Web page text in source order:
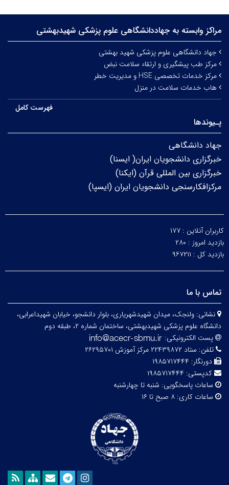
مراکز وابسته به جهاددانشگاهی علوم‌ پزشکی شهیدبهشتی
جهاد دانشگاهی علوم پزشکی شهید بهشتی
مرکز طب پیشگیری و ارتقاء سلامت نبض
مرکز خدمات تخصصی HSE و مدیریت خطر
هاب خدمات سلامت در منزل
فهرست کامل
پـیوندها
جهاد دانشگاهی
خبرگزاری دانشجویان ایران( ایسنا)
خبرگزاری بین المللی قرآن (ایکنا)
مرکزافکارسنجی دانشجویان ایران (ایسپا)
کاربران آنلاین : ۱۷۷
بازدید امروز : ۲۸۰
بازدید کل : ۹۶۷۲۱۱
تماس با ما
نشانی: ولنجک، میدان شهیدشهریاری، بلوار دانشجو، خیابان شهیداعرابی،
دانشگاه علوم پزشکی شهیدبهشتی، ساختمان شماره ۲، طبقه دوم
پست الکترونیکی:
تلفن: ستاد ۲۲۴۳۹۸۷۲ مرکز آموزش ۲۶۲۹۵۷۰۱
دورنگار: ۱۹۸۵۷۱۷۴۴۴
کدپستی: ۱۹۸۵۷۱۷۴۴۴
ساعات پاسخگویی: شنبه تا چهارشنبه
ساعات کاری: ۸ صبح تا ۱۶